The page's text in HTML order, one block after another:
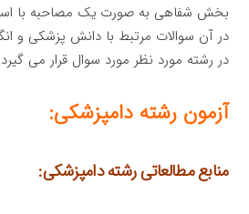
بخش شفاهی به صورت یک مصاحبه با
در آن سوالات مرتبط با دانش پزشکی و
در رشته مورد نظر مورد سوال قرار می
آزمون رشته دامپزشکی:
منابع مطالعاتی رشته دامپزشکی: